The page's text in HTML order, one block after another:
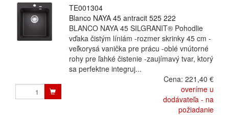
TE001304
Blanco NAYA 45 antracit 525 222
BLANCO NAYA 45 SILGRANIT® Pohodlie
vďaka čistým líniám -rozmer skrinky 45 cm -
veľkorysá vanička pre prácu -oblé vnútorné
rohy pre ľahké čistenie -zaujímavý tvar, ktorý
sa perfektne integruj...
Cena: 221,40 €
overíme u
dodávateľa - na
požiadanie